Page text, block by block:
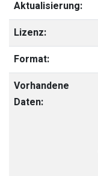
Aktualisierung:
Lizenz:
Format:
Vorhandene
Daten: